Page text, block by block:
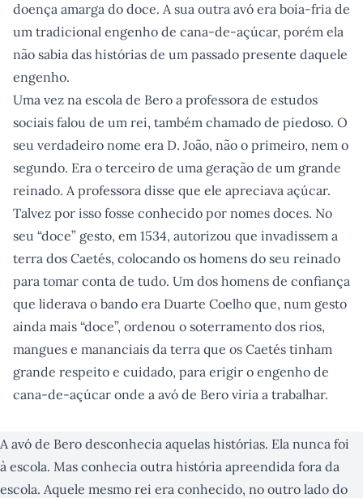
doença amarga do doce. A sua outra avó era boia-fria de
um tradicional engenho de cana-de-açúcar, porém ela
não sabia das histórias de um passado presente daquele
engenho.
Uma vez na escola de Bero a professora de estudos
sociais falou de um rei, também chamado de piedoso. O
seu verdadeiro nome era D. João, não o primeiro, nem o
segundo. Era o terceiro de uma geração de um grande
reinado. A professora disse que ele apreciava açúcar.
Talvez por isso fosse conhecido por nomes doces. No
seu “doce” gesto, em 1534, autorizou que invadissem a
terra dos Caetés, colocando os homens do seu reinado
para tomar conta de tudo. Um dos homens de confiança
que liderava o bando era Duarte Coelho que, num gesto
ainda mais “doce”, ordenou o soterramento dos rios,
mangues e mananciais da terra que os Caetés tinham
grande respeito e cuidado, para erigir o engenho de
cana-de-açúcar onde a avó de Bero viria a trabalhar.
A avó de Bero desconhecia aquelas histórias. Ela nunca foi
à escola. Mas conhecia outra história apreendida fora da
escola. Aquele mesmo rei era conhecido, no outro lado do